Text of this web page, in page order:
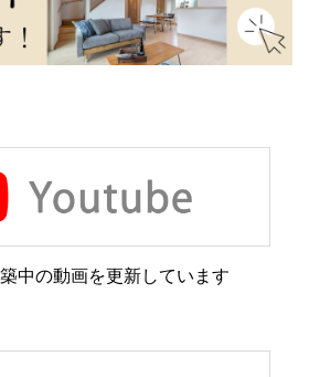
中の動画を更新しています